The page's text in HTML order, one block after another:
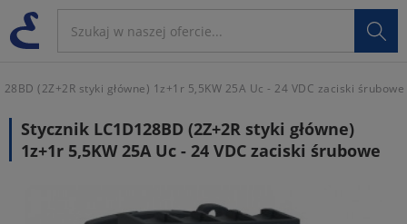

(2Z+2R styki główne) 1z+1r 5,5KW 25A Uc - 24 VDC zaciski śrubowe
Stycznik LC1D128BD (2Z+2R styki główne)
1z+1r 5,5KW 25A Uc - 24 VDC zaciski śrubowe